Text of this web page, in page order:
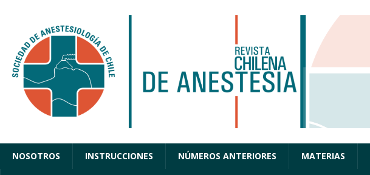
NOSOTROS INSTRUCCIONES NÚMEROS ANTERIORES MATERIAS